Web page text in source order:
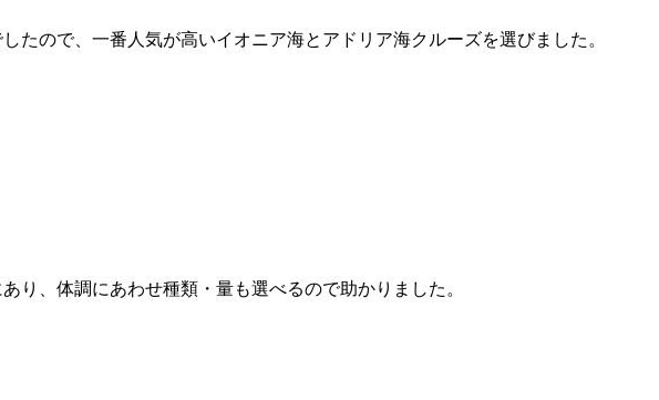
ので、一番人気が高いイオニア海とアドリア海クルーズを選びました。
り、体調にあわせ種類・量も選べるので助かりました。